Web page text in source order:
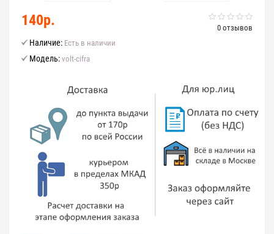
0 отзывов
140р.
Наличие: Есть в наличии
Модель: volt-cifra